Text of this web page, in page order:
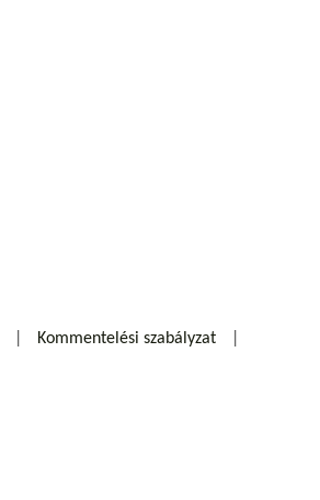
Kommentelési szabályzat